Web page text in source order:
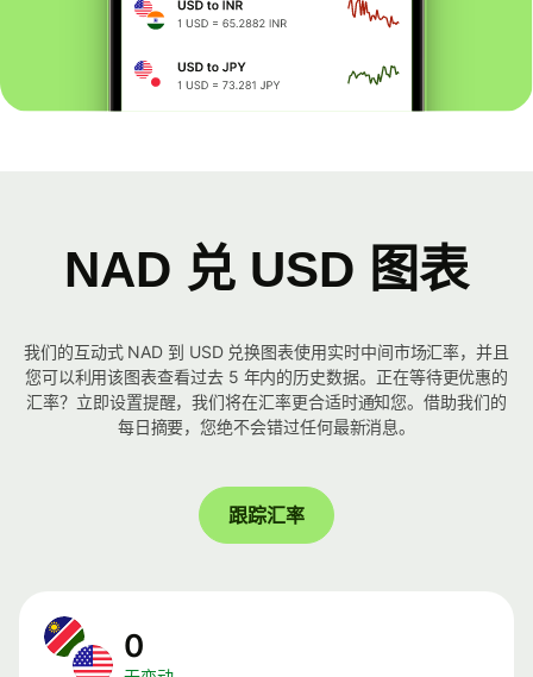
NAD 兑 USD 图表
我们的互动式 NAD 到 USD 兑换图表使用实时中间市场汇率，并且
您可以利用该图表查看过去 5 年内的历史数据。正在等待更优惠的
汇率？立即设置提醒，我们将在汇率更合适时通知您。借助我们的
每日摘要，您绝不会错过任何最新消息。
跟踪汇率
0